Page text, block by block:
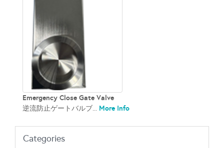
Emergency Close Gate Valve
逆流防止ゲートバルブ... More Info
Categories